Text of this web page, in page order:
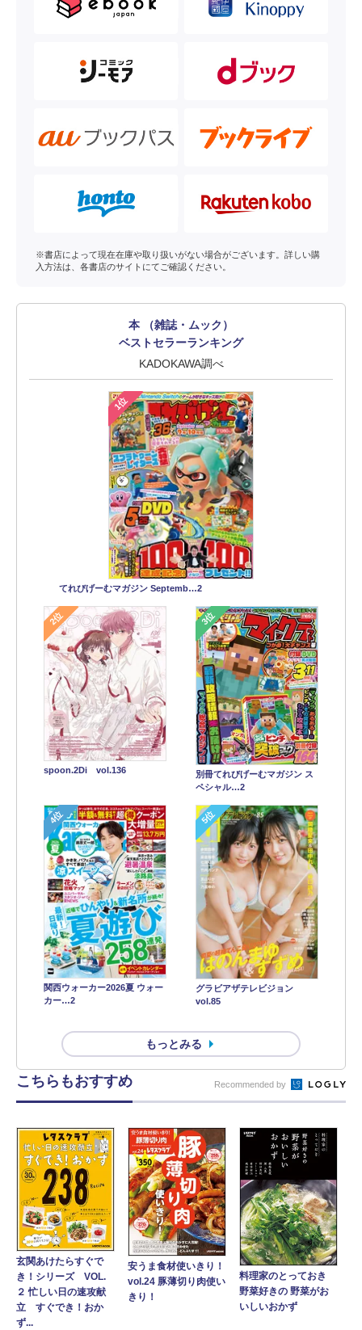
※書店によって現在在庫や取り扱いがない場合がございます。詳しい購
入方法は、各書店のサイトにてご確認ください。
本 （雑誌・ムック）
ベストセラーランキング
KADOKAWA調べ
1位
てれびげーむマガジン Septemb…2
2位
spoon.2Di vol.136
3位
別冊てれびげーむマガジン ス
ペシャル…2
4位
関西ウォーカー2026夏 ウォー
カー…2
5位
グラビアザテレビジョン
vol.85
もっとみる
こちらもおすすめ Recommended by
玄関あけたらすぐで
き！シリーズ VOL.
２ 忙しい日の速攻献
立 すぐでき！おか
ず...
安うま食材使いきり！
vol.24 豚薄切り肉使い
きり！
料理家のとっておき
野菜好きの 野菜がお
いしいおかず